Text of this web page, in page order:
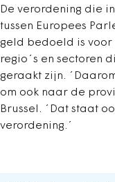
De verordening die
tussen Europees
geld bedoeld is voor
regio´s en sectoren
geraakt zijn.
om ook naar de
Brussel. ´Dat staat
verordening.´